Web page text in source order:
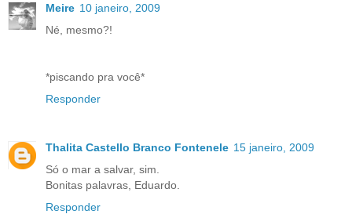
Meire 10 janeiro, 2009
Né, mesmo?!
*piscando pra você*
Responder
Thalita Castello Branco Fontenele 15 janeiro, 2009
Só o mar a salvar, sim.
Bonitas palavras, Eduardo.
Responder